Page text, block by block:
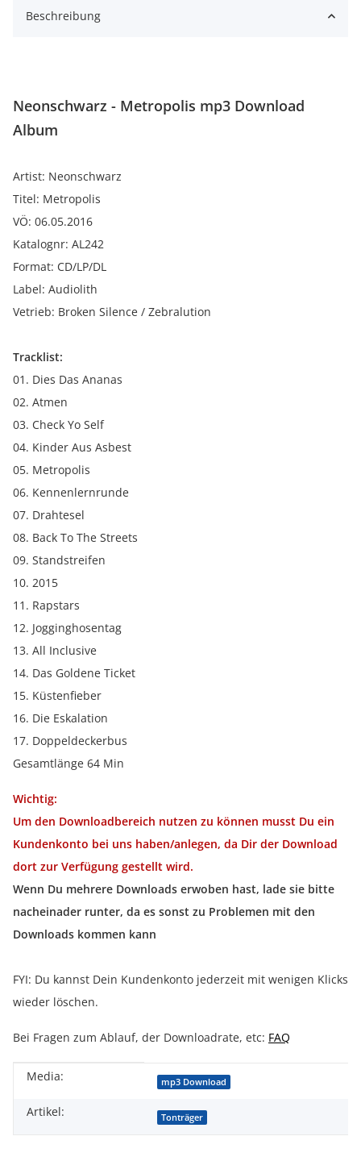
Beschreibung
Neonschwarz - Metropolis mp3 Download
Album
Artist: Neonschwarz
Titel: Metropolis
VÖ: 06.05.2016
Katalognr: AL242
Format: CD/LP/DL
Label: Audiolith
Vetrieb: Broken Silence / Zebralution
Tracklist:
01. Dies Das Ananas
02. Atmen
03. Check Yo Self
04. Kinder Aus Asbest
05. Metropolis
06. Kennenlernrunde
07. Drahtesel
08. Back To The Streets
09. Standstreifen
10. 2015
11. Rapstars
12. Jogginghosentag
13. All Inclusive
14. Das Goldene Ticket
15. Küstenfieber
16. Die Eskalation
17. Doppeldeckerbus
Gesamtlänge 64 Min
Wichtig:
Um den Downloadbereich nutzen zu können musst Du ein
Kundenkonto bei uns haben/anlegen, da Dir der Download
dort zur Verfügung gestellt wird.
Wenn Du mehrere Downloads erwoben hast, lade sie bitte
nacheinader runter, da es sonst zu Problemen mit den
Downloads kommen kann
FYI: Du kannst Dein Kundenkonto jederzeit mit wenigen Klicks
wieder löschen.
Bei Fragen zum Ablauf, der Downloadrate, etc: FAQ
Produkteigenschaft
Wert
Media: mp3 Download
Artikel: Tonträger